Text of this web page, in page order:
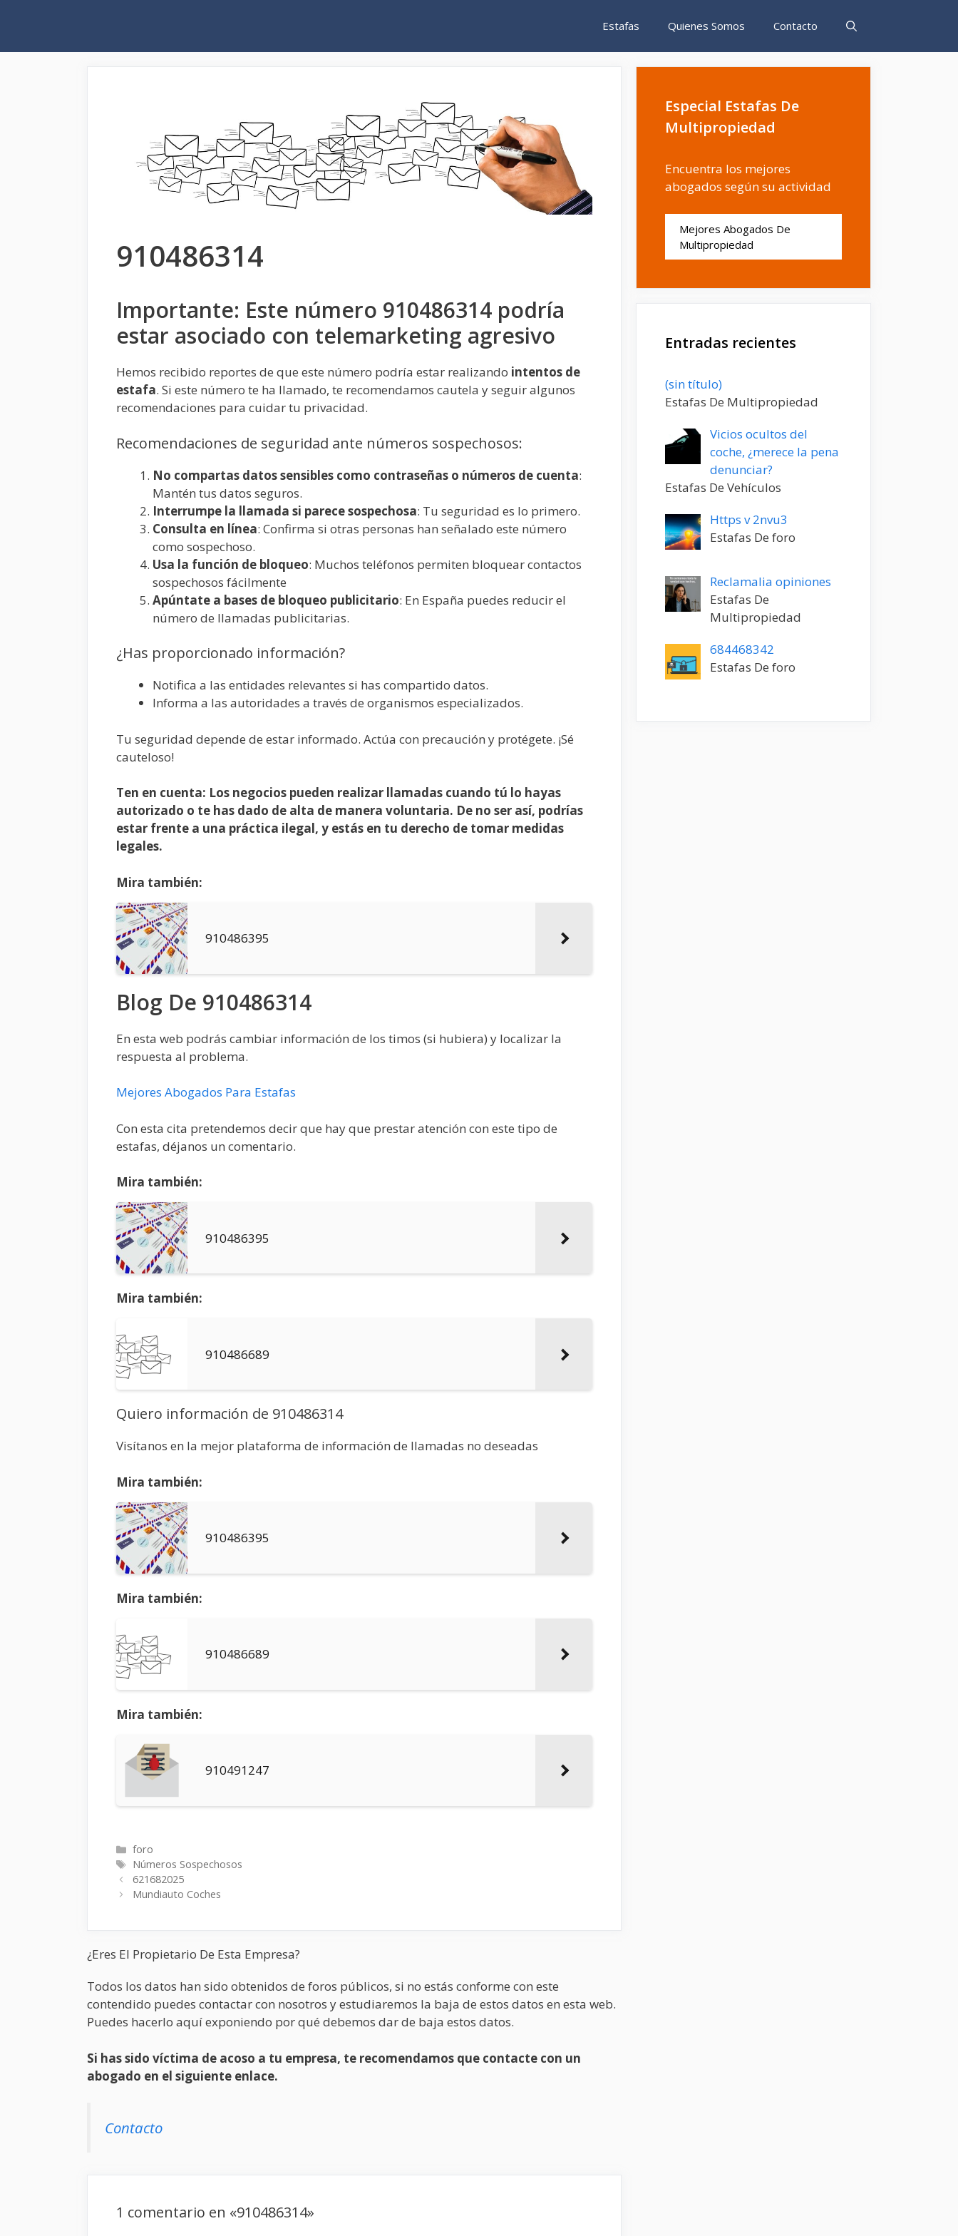
Estafas Quienes Somos Contacto
910486314
Importante: Este número 910486314 podría
estar asociado con telemarketing agresivo
Hemos recibido reportes de que este número podría estar realizando intentos de
estafa. Si este número te ha llamado, te recomendamos cautela y seguir algunos
recomendaciones para cuidar tu privacidad.
Recomendaciones de seguridad ante números sospechosos:
No compartas datos sensibles como contraseñas o números de cuenta:
Mantén tus datos seguros.
Interrumpe la llamada si parece sospechosa: Tu seguridad es lo primero.
Consulta en línea: Confirma si otras personas han señalado este número
como sospechoso.
Usa la función de bloqueo: Muchos teléfonos permiten bloquear contactos
sospechosos fácilmente
Apúntate a bases de bloqueo publicitario: En España puedes reducir el
número de llamadas publicitarias.
¿Has proporcionado información?
Notifica a las entidades relevantes si has compartido datos.
Informa a las autoridades a través de organismos especializados.
Tu seguridad depende de estar informado. Actúa con precaución y protégete. ¡Sé
cauteloso!
Ten en cuenta: Los negocios pueden realizar llamadas cuando tú lo hayas
autorizado o te has dado de alta de manera voluntaria. De no ser así, podrías
estar frente a una práctica ilegal, y estás en tu derecho de tomar medidas
legales.
Mira también:
910486395
Blog De 910486314
En esta web podrás cambiar información de los timos (si hubiera) y localizar la
respuesta al problema.
Mejores Abogados Para Estafas
Con esta cita pretendemos decir que hay que prestar atención con este tipo de
estafas, déjanos un comentario.
Mira también:
910486395
Mira también:
910486689
Quiero información de 910486314
Visítanos en la mejor plataforma de información de llamadas no deseadas
Mira también:
910486395
Mira también:
910486689
Mira también:
910491247
Categorías
foro
Etiquetas
Números Sospechosos
621682025
Mundiauto Coches
¿Eres El Propietario De Esta Empresa?
Todos los datos han sido obtenidos de foros públicos, si no estás conforme con este
contendido puedes contactar con nosotros y estudiaremos la baja de estos datos en esta web.
Puedes hacerlo aquí exponiendo por qué debemos dar de baja estos datos.
Si has sido víctima de acoso a tu empresa, te recomendamos que contacte con un
abogado en el siguiente enlace.
Contacto
1 comentario en «910486314»
Especial Estafas De
Multipropiedad
Encuentra los mejores
abogados según su actividad
Mejores Abogados De
Multipropiedad
Entradas recientes
(sin título)Entrada
20198
Estafas De Multipropiedad
Vicios ocultos del
coche, ¿merece la pena
denunciar?
Estafas De Vehículos
Https v 2nvu3
Estafas De foro
Reclamalia opiniones
Estafas De
Multipropiedad
684468342
Estafas De foro